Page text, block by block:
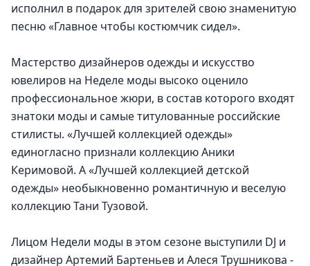
исполнил в подарок для зрителей свою знаменитую
песню «Главное чтобы костюмчик сидел».
Мастерство дизайнеров одежды и искусство
ювелиров на Неделе моды высоко оценило
профессиональное жюри, в состав которого входят
знатоки моды и самые титулованные российские
стилисты. «Лучшей коллекцией одежды»
единогласно признали коллекцию Аники
Керимовой. А «Лучшей коллекцией детской
одежды» необыкновенно романтичную и веселую
коллекцию Тани Тузовой.
Лицом Недели моды в этом сезоне выступили DJ и
дизайнер Артемий Бартеньев и Алеся Трушникова -